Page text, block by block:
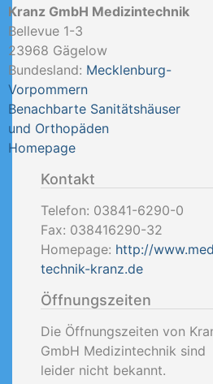
Kranz GmbH Medizintechnik
Bellevue 1-3
23968 Gägelow
Bundesland: Mecklenburg-
Vorpommern
Benachbarte Sanitätshäuser
und Orthopäden
Homepage
Kontakt
Telefon: 03841-6290-0
Fax: 038416290-32
Homepage: http://
technik-kranz.de
Öffnungszeiten
Die Öffnungszeiten von
GmbH Medizintechnik sind
leider nicht bekannt.